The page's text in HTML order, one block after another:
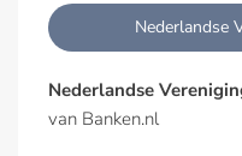
Nederlandse
Nederlandse
van Banken.nl